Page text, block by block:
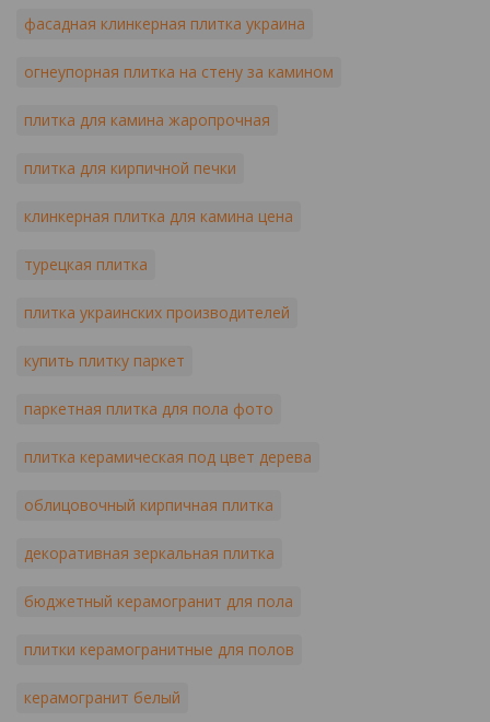
фасадная клинкерная плитка украина
огнеупорная плитка на стену за камином
плитка для камина жаропрочная
плитка для кирпичной печки
клинкерная плитка для камина цена
турецкая плитка
плитка украинских производителей
купить плитку паркет
паркетная плитка для пола фото
плитка керамическая под цвет дерева
облицовочный кирпичная плитка
декоративная зеркальная плитка
бюджетный керамогранит для пола
плитки керамогранитные для полов
керамогранит белый